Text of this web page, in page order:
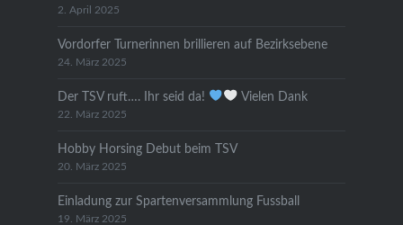
2. April 2025
Vordorfer Turnerinnen brillieren auf Bezirksebene
24. März 2025
Der TSV ruft…. Ihr seid da! Vielen Dank
22. März 2025
Hobby Horsing Debut beim TSV
20. März 2025
Einladung zur Spartenversammlung Fussball
19. März 2025